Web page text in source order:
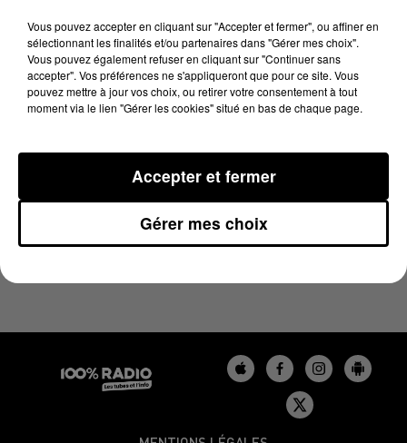
4 février 2025 - 2 min 14 sec
LES INFOS DU TARN DU 04/02/2025 À 11H00
Vous pouvez accepter en cliquant sur "Accepter et fermer", ou affiner en
sélectionnant les finalités et/ou partenaires dans "Gérer mes choix".
Vous pouvez également refuser en cliquant sur "Continuer sans
accepter". Vos préférences ne s'appliqueront que pour ce site. Vous
pouvez mettre à jour vos choix, ou retirer votre consentement à tout
moment via le lien "Gérer les cookies" situé en bas de chaque page.
Gérer mes choix
Accepter et fermer